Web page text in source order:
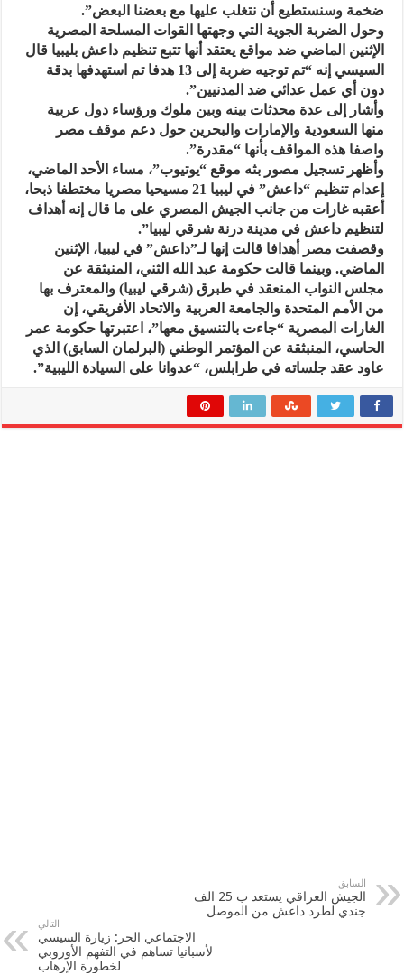
ضخمة وسنستطيع أن نتغلب عليها مع بعضنا البعض”.
وحول الضربة الجوية التي وجهتها القوات المسلحة المصرية
الإثنين الماضي ضد مواقع يعتقد أنها تتبع تنظيم داعش بليبيا قال
السيسي إنه “تم توجيه ضربة إلى 13 هدفا تم استهدفها بدقة
دون أي عمل عدائي ضد المدنيين”.
وأشار إلى عدة محدثات بينه وبين ملوك ورؤساء دول عربية
منها السعودية والإمارات والبحرين حول دعم موقف مصر
واصفا هذه المواقف بأنها “مقدرة”.
وأظهر تسجيل مصور بثه موقع “يوتيوب”، مساء الأحد الماضي،
إعدام تنظيم “داعش” في ليبيا 21 مسيحيا مصريا مختطفا ذبحا،
أعقبه غارات من جانب الجيش المصري على ما قال إنه أهداف
لتنظيم داعش في مدينة درنة شرقي ليبيا”.
وقصفت مصر أهدافا قالت إنها لـ”داعش” في ليبيا، الإثنين
الماضي. وبينما قالت حكومة عبد الله الثني، المنبثقة عن
مجلس النواب المنعقد في طبرق (شرقي ليبيا) والمعترف بها
من الأمم المتحدة والجامعة العربية والاتحاد الأفريقي، إن
الغارات المصرية “جاءت بالتنسيق معها”، اعتبرتها حكومة عمر
الحاسي، المنبثقة عن المؤتمر الوطني (البرلمان السابق) الذي
عاود عقد جلساته في طرابلس، “عدوانا على السيادة الليبية”.
السابق
الجيش العراقي يستعد ب 25 الف
جندي لطرد داعش من الموصل
التالي
الاجتماعي الحر: زيارة السيسي
لأسبانيا تساهم في التفهم الأوروبي
لخطورة الإرهاب